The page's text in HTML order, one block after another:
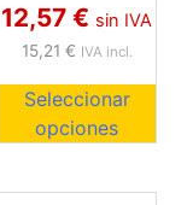
12,57€ sin IVA
15,21 € IVA incl.
Seleccionar
opciones